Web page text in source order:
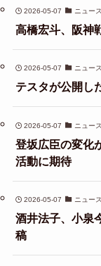
2026-05-07 ニュース
高橋宏斗、阪神
2026-05-07 ニュース
テスタが公開し
2026-05-07 ニュース
登坂広臣の変化
活動に期待
2026-05-07 ニュース
酒井法子、小泉
稿